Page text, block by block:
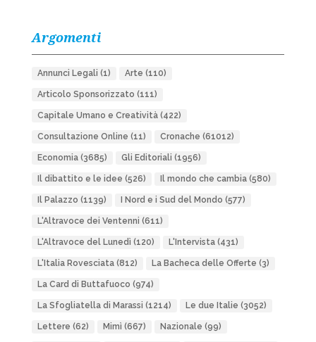
Argomenti
Annunci Legali (1) Arte (110)
Articolo Sponsorizzato (111)
Capitale Umano e Creatività(422)
Consultazione Online (11) Cronache (61012)
Economia(3685) Gli Editoriali (1956)
Il dibattito e le idee (526) Il mondo che cambia(580)
Il Palazzo (1139) I Nord e i Sud del Mondo (577)
L'Altravoce dei Ventenni (611)
L'Altravoce del Lunedì (120) L'Intervista(431)
L'Italia Rovesciata(812) La Bacheca delle Offerte (3)
La Card di Buttafuoco (974)
La Sfogliatella di Marassi (1214) Le due Italie (3052)
Lettere (62) Mimì (667) Nazionale (99)